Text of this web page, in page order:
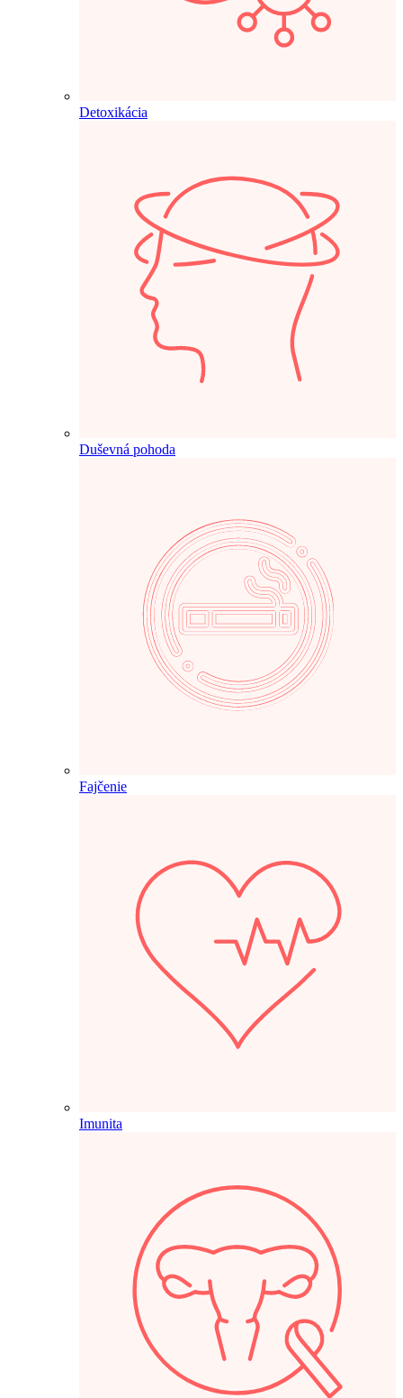
Detoxikácia
Duševná pohoda
Fajčenie
Imunita